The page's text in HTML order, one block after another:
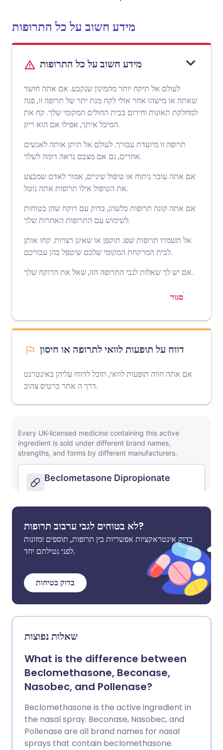
מידע חשוב על כל התרופות
מידע חשוב על כל התרופות
לעולם אל תיקח יותר מהמינון שנקבע. אם אתה חושד
שאתה או מישהו אחר אולי לקח מנת יתר של תרופה זו, פנה
למחלקת תאונות וחירום בבית החולים המקומי שלך. קח את
המיכל איתך, אפילו אם הוא ריק.
תרופה זו מיועדת עבורך. לעולם אל תיתן אותה לאנשים
אחרים, גם אם מצבם נראה דומה לשלך.
אם אתה עובר ניתוח או טיפול שיניים, אמור לאדם שמבצע
את הטיפול אילו תרופות אתה נוטל.
אם אתה קונה תרופות כלשהן, בדוק עם רוקח שהן בטוחות
לשימוש עם התרופות האחרות שלך.
אל תשמרו תרופות שפג תוקפן או שאינן רצויות. קחו אותן
לבית המרקחת המקומי שלכם שיטפל בהן עבורכם.
אם יש לך שאלות לגבי התרופה הזו, שאל את הרוקח שלך.
סגור
דווח על תופעות לוואי לתרופה או חיסון
אם אתה חווה תופעות לוואי, תוכל לדווח עליהן באינטרנט
דרך ה אתר כרטיס צהוב .
לא בטוחים לגבי ערבוב תרופות?
בדוק אינטראקציות אפשריות בין תרופות, תוספים ומזונות
לפני נטילתם יחד.
בדוק בטיחות
שאלות נפוצות
What is the difference between
Beclomethasone, Beconase,
Nasobec, and Pollenase?
Beclomethasone is the active ingredient in
the nasal spray. Beconase, Nasobec, and
Pollenase are all brand names for nasal
sprays that contain beclomethasone.